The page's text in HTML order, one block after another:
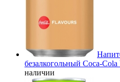
безалкогольный Coca-
наличии